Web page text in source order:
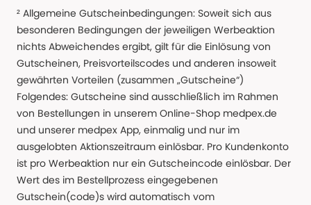
² Allgemeine Gutscheinbedingungen: Soweit sich aus
besonderen Bedingungen der jeweiligen Werbeaktion
nichts Abweichendes ergibt, gilt für die Einlösung von
Gutscheinen, Preisvorteilscodes und anderen insoweit
gewährten Vorteilen (zusammen „Gutscheine“)
Folgendes: Gutscheine sind ausschließlich im Rahmen
von Bestellungen in unserem Online-Shop medpex.de
und unserer medpex App, einmalig und nur im
ausgelobten Aktionszeitraum einlösbar. Pro Kundenkonto
ist pro Werbeaktion nur ein Gutscheincode einlösbar. Der
Wert des im Bestellprozess eingegebenen
Gutschein(code)s wird automatisch vom